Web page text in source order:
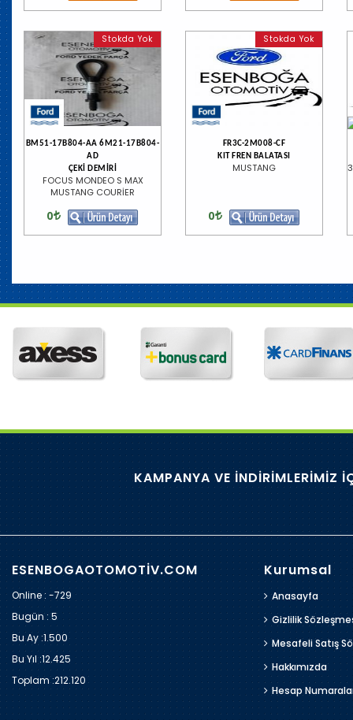
Stokda Yok
BM51-17B804-AA 6M21-17B804-
AD
ÇEKİ DEMİRİ
FOCUS MONDEO S MAX
MUSTANG COURİER
0
Stokda Yok
FR3C-2M008-CF
KIT FREN BALATASI
MUSTANG
0
KAMPANYA VE İNDİRİMLERİMİZ
ESENBOGAOTOMOTİV.COM
Online : -729
Bugün :5
Bu Ay :1.500
Bu Yıl :12.425
Toplam :212.120
Kurumsal
Anasayfa
Gizlilik
Mesafeli Satış
Hakkımızda
Hesap